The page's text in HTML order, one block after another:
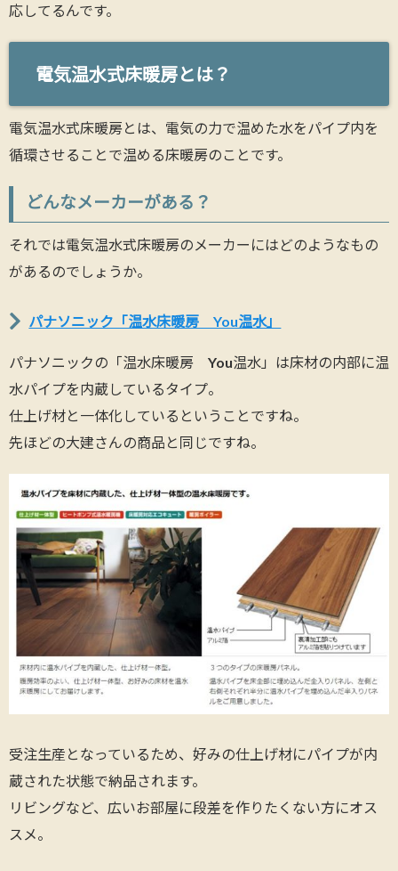
応してるんです。
電気温水式床暖房とは？
電気温水式床暖房とは、電気の力で温めた水をパイプ内を
循環させることで温める床暖房のことです。
どんなメーカーがある？
それでは電気温水式床暖房のメーカーにはどのようなもの
があるのでしょうか。
パナソニック「温水床暖房 You温水」
パナソニックの「温水床暖房 You温水」は床材の内部に温
水パイプを内蔵しているタイプ。
仕上げ材と一体化しているということですね。
先ほどの大建さんの商品と同じですね。
受注生産となっているため、好みの仕上げ材にパイプが内
蔵された状態で納品されます。
リビングなど、広いお部屋に段差を作りたくない方にオス
スメ。